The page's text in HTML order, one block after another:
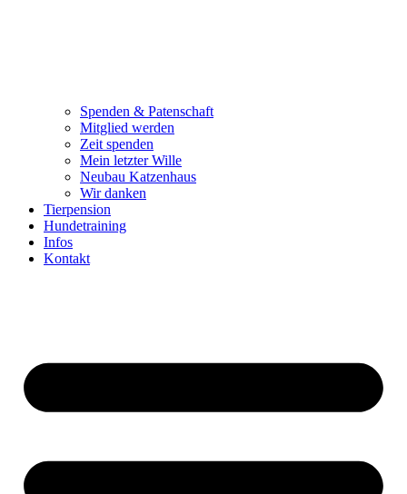
Spenden & Patenschaft
Mitglied werden
Zeit spenden
Mein letzter Wille
Neubau Katzenhaus
Wir danken
Tierpension
Hundetraining
Infos
Kontakt